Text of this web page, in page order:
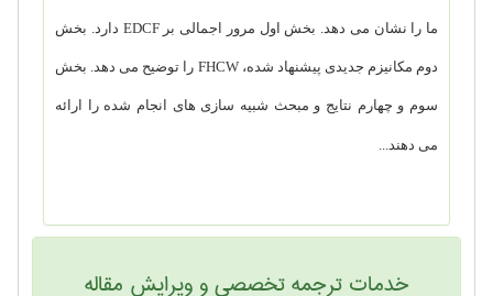
ما را نشان می دهد. بخش اول مرور اجمالی برEDCF دارد. بخش
دوم مکانیزم جدیدی پیشنهاد شده،FHCW را توضیح می دهد. بخش
سوم و چهارم نتایج و مبحث شبیه سازی های انجام شده را ارائه
می دهند...
خدمات ترجمه تخصصی و ویرایش مقاله